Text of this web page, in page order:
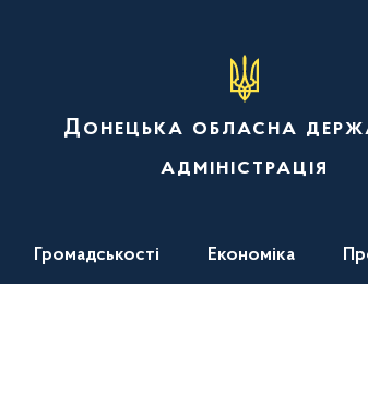
Донецька обласна
адміністрація
Громадськості Економіка